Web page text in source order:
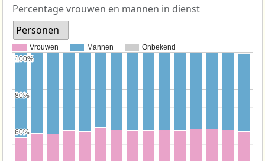
Percentage vrouwen en mannen in dienst
Personen
Vrouwen Mannen Onbekend
60%
60%
80%
80%
100%
100%